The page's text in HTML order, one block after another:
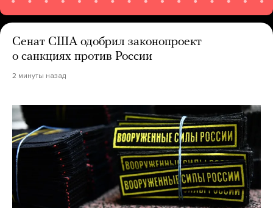
Сенат США одобрил законопроект
о санкциях против России
2 минуты назад